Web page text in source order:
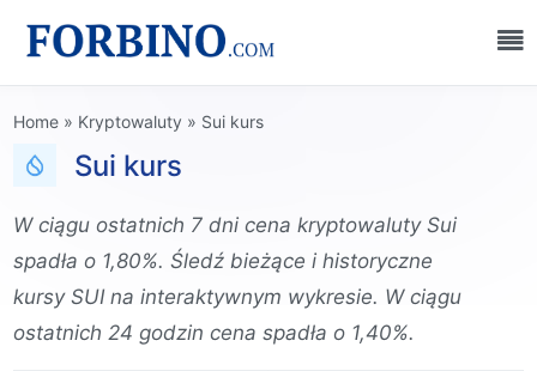
Home » Kryptowaluty » Sui kurs
Sui kurs
W ciągu ostatnich 7 dni cena kryptowaluty Sui
spadła o 1,80%. Śledź bieżące i historyczne
kursy SUI na interaktywnym wykresie. W ciągu
ostatnich 24 godzin cena spadła o 1,40%.